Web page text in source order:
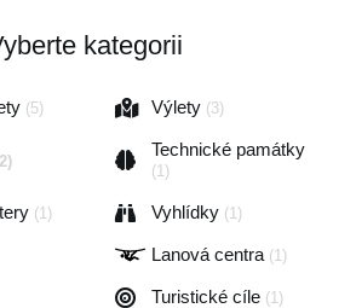
kategorii
(5) Výlety (3)
Technické památky
(1)
(1) Vyhlídky (1)
Lanová centra (1)
Turistické cíle (1)